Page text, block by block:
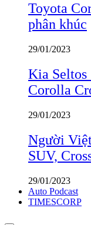
Toyota
phân khúc
29/01/2023
Kia Seltos
Corolla
29/01/2023
Người
SUV,
29/01/2023
Auto Podcast
TIMESCORP